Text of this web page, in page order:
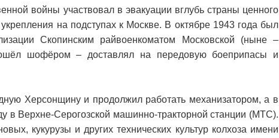
войны участвовал в эвакуации вглубь страны ценного
на подступах к Москве. В октябре 1943 года был
Скопинским райвоенкоматом Московской (ныне –
шофёром – доставлял на передовую боеприпасы и
Херсонщину и продолжил работать механизатором, а в
в Верхне-Серогозской машинно-тракторной станции (МТС).
кукурузы и других технических культур колхоза имени